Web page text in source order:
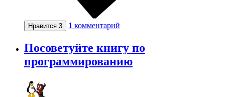
Нравится 3 1 комментарий
Посоветуйте книгу по
программированию